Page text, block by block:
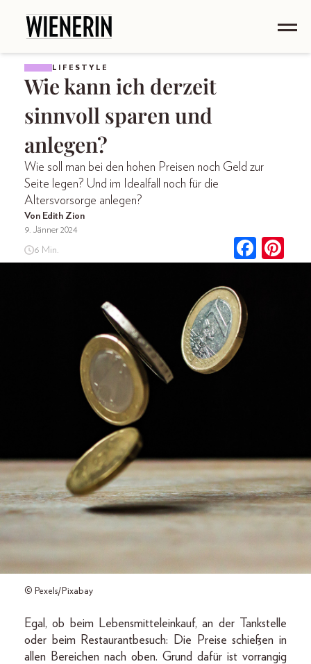
LIFESTYLE
Wie kann ich derzeit
sinnvoll sparen und
anlegen?
Wie soll man bei den hohen Preisen noch Geld zur
Seite legen? Und im Idealfall noch für die
Altersvorsorge anlegen?
Von Edith Zion
9. Jänner 2024
6 Min.
© Pexels/Pixabay
Egal, ob beim Lebensmitteleinkauf, an der Tankstelle
oder beim Restaurantbesuch: Die Preise schießen in
allen Bereichen nach oben. Grund dafür ist vorrangig